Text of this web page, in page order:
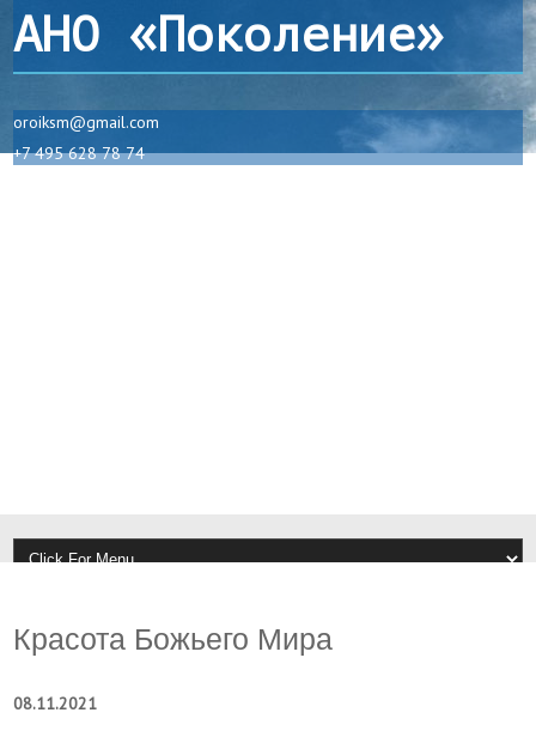
АНО «Поколение»
oroiksm@gmail.com
+7 495 628 78 74
Красота Божьего Мира
08.11.2021